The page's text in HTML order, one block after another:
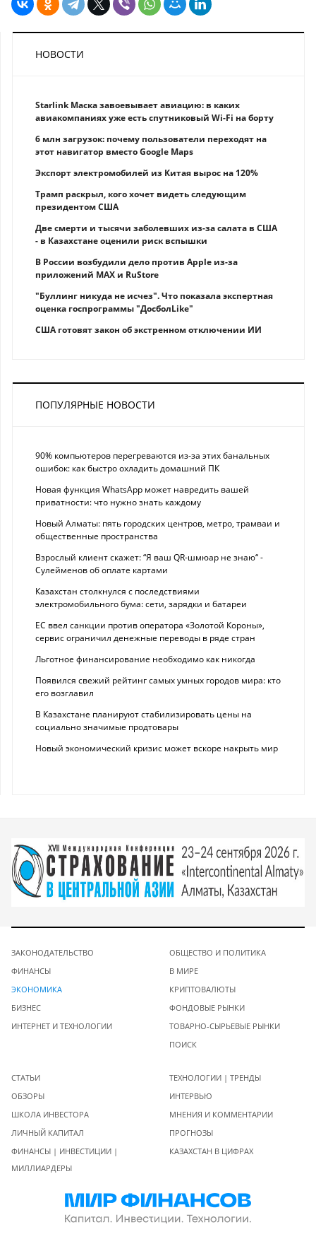
НОВОСТИ
Starlink Маска завоевывает авиацию: в каких
авиакомпаниях уже есть спутниковый Wi-Fi на борту
6 млн загрузок: почему пользователи переходят на
этот навигатор вместо Google Maps
Экспорт электромобилей из Китая вырос на 120%
Трамп раскрыл, кого хочет видеть следующим
президентом США
Две смерти и тысячи заболевших из-за салата в США
- в Казахстане оценили риск вспышки
В России возбудили дело против Apple из-за
приложений MAX и RuStore
"Буллинг никуда не исчез". Что показала экспертная
оценка госпрограммы "ДосболLike"
США готовят закон об экстренном отключении ИИ
ПОПУЛЯРНЫЕ НОВОСТИ
90% компьютеров перегреваются из-за этих банальных
ошибок: как быстро охладить домашний ПК
Новая функция WhatsApp может навредить вашей
приватности: что нужно знать каждому
Новый Алматы: пять городских центров, метро, трамваи и
общественные пространства
Взрослый клиент скажет: “Я ваш QR-шмюар не знаю“ -
Сулейменов об оплате картами
Казахстан столкнулся с последствиями
электромобильного бума: сети, зарядки и батареи
ЕС ввел санкции против оператора «Золотой Короны»,
сервис ограничил денежные переводы в ряде стран
Льготное финансирование необходимо как никогда
Появился свежий рейтинг самых умных городов мира: кто
его возглавил
В Казахстане планируют стабилизировать цены на
социально значимые продтовары
Новый экономический кризис может вскоре накрыть мир
ЗАКОНОДАТЕЛЬСТВО
ФИНАНСЫ
ЭКОНОМИКА
БИЗНЕС
ИНТЕРНЕТ И ТЕХНОЛОГИИ
ОБЩЕСТВО И ПОЛИТИКА
В МИРЕ
КРИПТОВАЛЮТЫ
ФОНДОВЫЕ РЫНКИ
ТОВАРНО-СЫРЬЕВЫЕ РЫНКИ
ПОИСК
СТАТЬИ
ОБЗОРЫ
ШКОЛА ИНВЕСТОРА
ЛИЧНЫЙ КАПИТАЛ
ФИНАНСЫ | ИНВЕСТИЦИИ |
МИЛЛИАРДЕРЫ
ТЕХНОЛОГИИ | ТРЕНДЫ
ИНТЕРВЬЮ
МНЕНИЯ И КОММЕНТАРИИ
ПРОГНОЗЫ
КАЗАХСТАН В ЦИФРАХ